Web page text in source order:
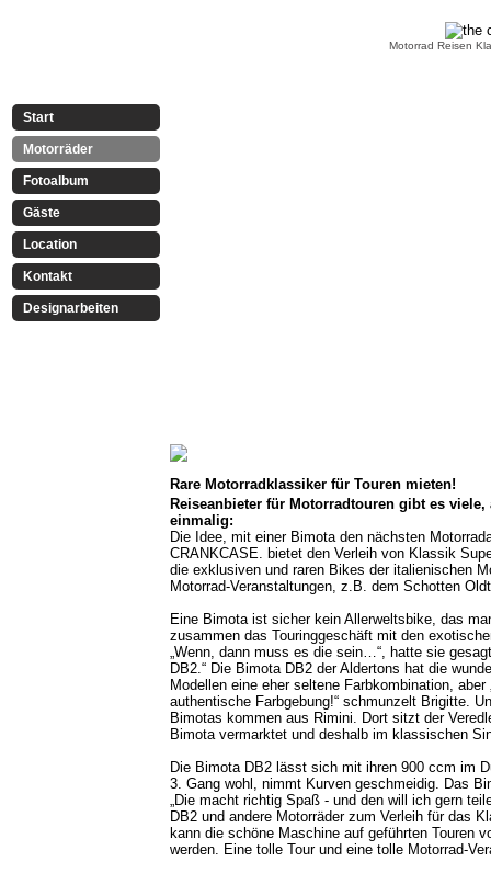
Start
Motorräder
Fotoalbum
Gäste
Location
Kontakt
Designarbeiten
Motorrad Reisen
Rare Motorradklassiker für Touren mieten!
Reiseanbieter für Motorradtouren gibt es
einmalig:
Die Idee, mit einer Bimota den nächsten
CRANKCASE. bietet den Verleih von Klassik
die exklusiven und raren Bikes der italienischen
Motorrad-Veranstaltungen, z.B. dem Schotten
Eine Bimota ist sicher kein Allerweltsbike, das
zusammen das Touringgeschäft mit den
„Wenn, dann muss es die sein…“, hatte sie
DB2.“ Die Bimota DB2 der Aldertons hat die
Modellen eine eher seltene Farbkombination,
authentische Farbgebung!“ schmunzelt Brigitte.
Bimotas kommen aus Rimini. Dort sitzt der
Bimota vermarktet und deshalb im klassischen
Die Bimota DB2 lässt sich mit ihren 900 ccm im
3. Gang wohl, nimmt Kurven geschmeidig. Das
„Die macht richtig Spaß - und den will ich gern
DB2 und andere Motorräder zum Verleih für das
kann die schöne Maschine auf geführten Touren
werden. Eine tolle Tour und eine tolle Motorrad-